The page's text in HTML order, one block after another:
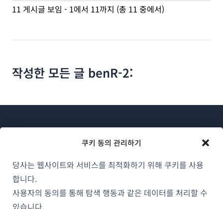
쿠키 동의 관리하기
당사는 웹사이트와 서비스를 최적화하기 위해 쿠키를 사용
합니다.
사용자의 동의를 통해 탐색 행동과 같은 데이터를 처리할 수
있습니다.
11 게시글 보임 - 1에서 11까지 (총 11 중에서)
작성한 모든 글 benR-2:
WPML 소개
GDPR 및 개인정보 처리방침